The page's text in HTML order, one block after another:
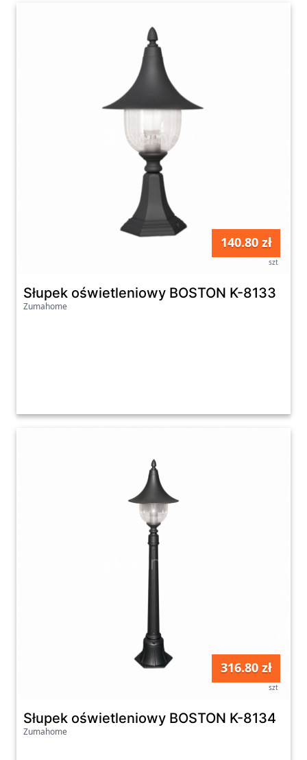
140.80 zł
szt
Słupek oświetleniowy BOSTON K-8133
Zumahome
316.80 zł
szt
Słupek oświetleniowy BOSTON K-8134
Zumahome